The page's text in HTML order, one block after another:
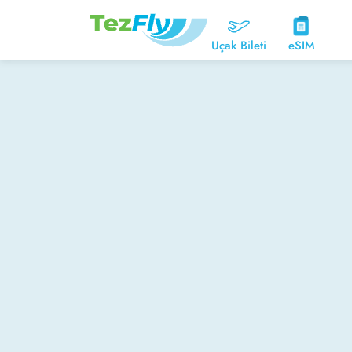
Uçak Bileti eSIM